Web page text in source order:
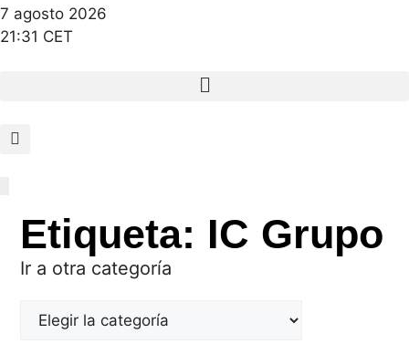
7 agosto 2026
21:31 CET
Etiqueta: IC Grupo
Ir a otra categoría